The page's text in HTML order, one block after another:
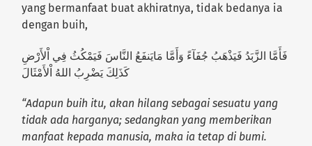
yang bermanfaat buat akhiratnya, tidak bedanya ia
dengan buih,
فَأَمَّا الزَّبَدُ فَيَذْهَبُ جُفَآءً وَأَمَّا مَايَنفَعُ النَّاسَ فَيَمْكُثُ فِي اْلأَرْضِ
كَذَلِكَ يَضْرِبُ اللهُ اْلأَمْثَالَ
“Adapun buih itu, akan hilang sebagai sesuatu yang
tidak ada harganya; sedangkan yang memberikan
manfaat kepada manusia, maka ia tetap di bumi.